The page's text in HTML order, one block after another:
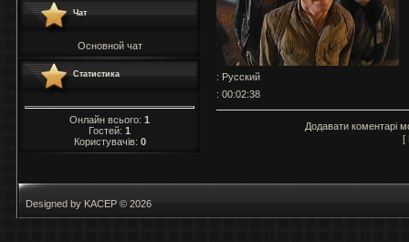
Чат
Основной чат
Статистика
Онлайн всього: 1
Гостей: 1
Користувачів: 0
: Русский
: 00:02:38
Додавати коментарі
[
Designed by KACEP © 2026